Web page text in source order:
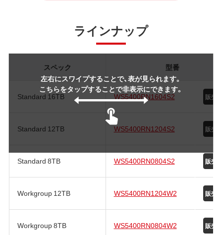
ラインナップ
左右にスワイプすることで、表が見られます。
こちらをタップすることで非表示にできます。
スペック 型番
Standard 16TB WS5400RN1604S2
Standard 12TB WS5400RN1204S2
Standard 8TB WS5400RN0804S2
Workgroup 12TB WS5400RN1204W2
Workgroup 8TB WS5400RN0804W2